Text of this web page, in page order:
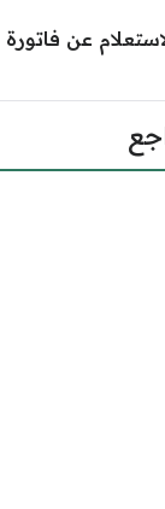
عن فاتورة